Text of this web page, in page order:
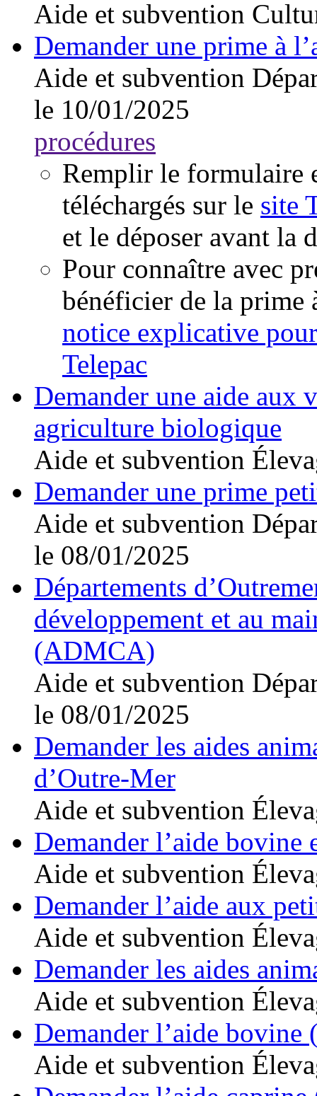
Aide et subvention
Demander une prime à
Aide et subvention
le 10/01/2025
procédures
Remplir le formulaire
téléchargés sur le site
et le déposer avant la
Pour connaître avec
bénéficier de la prime
notice explicative
Telepac
Demander une aide aux
agriculture biologique
Aide et subvention
Demander une prime
Aide et subvention
le 08/01/2025
Départements
développement et au
(ADMCA)
Aide et subvention
le 08/01/2025
Demander les aides
d’Outre-Mer
Aide et subvention
Demander l’aide bovine
Aide et subvention
Demander l’aide aux
Aide et subvention
Demander les aides
Aide et subvention
Demander l’aide bovine
Aide et subvention